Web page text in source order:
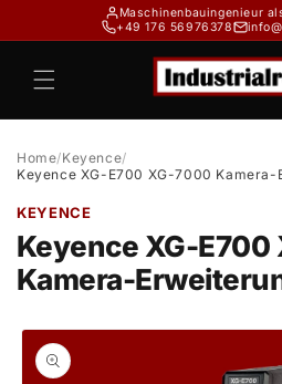
Inhalt
Maschinenbauingenieur
+49 176 56976378
Home/Keyence/
Keyence XG-E700 XG-7000
KEYENCE
Keyence XG-E700
Kamera-